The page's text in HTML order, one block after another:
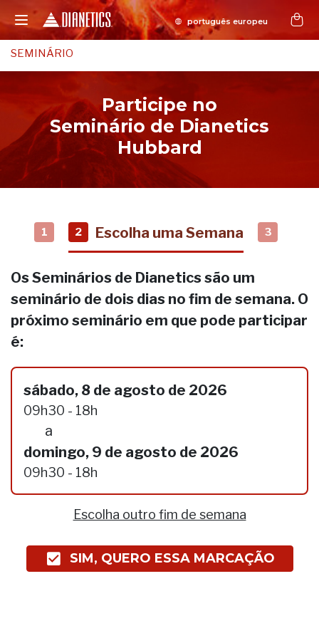
SEMINÁRIO
Participe no
Seminário de Dianetics
Hubbard
1 2 Escolha uma Semana 3
Os Seminários de Dianetics são um
seminário de dois dias no fim de semana. O
próximo seminário em que pode participar
é:
sábado, 8 de agosto de 2026
09h30 - 18h
a
domingo, 9 de agosto de 2026
09h30 - 18h
Escolha outro fim de semana
SIM, QUERO ESSA MARCAÇÃO